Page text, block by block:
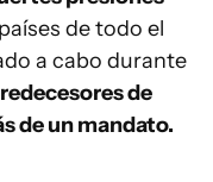
de todo el
a cabo durante
de
de un mandato.